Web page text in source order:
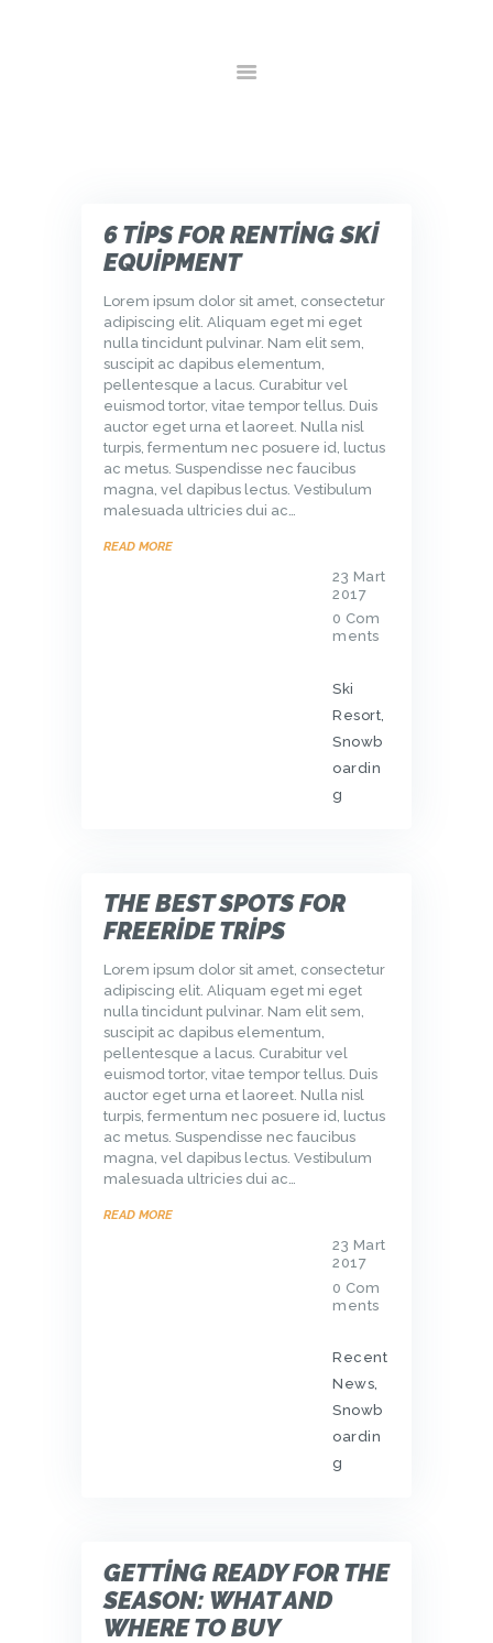
6 TIPS FOR RENTING SKI
EQUIPMENT
Lorem ipsum dolor sit amet, consectetur
adipiscing elit. Aliquam eget mi eget
nulla tincidunt pulvinar. Nam elit sem,
suscipit ac dapibus elementum,
pellentesque a lacus. Curabitur vel
euismod tortor, vitae tempor tellus. Duis
auctor eget urna et laoreet. Nulla nisl
turpis, fermentum nec posuere id, luctus
ac metus. Suspendisse nec faucibus
magna, vel dapibus lectus. Vestibulum
malesuada ultricies dui ac…
READ MORE
23 Mart
2017
0 Com
ments
Ski
Resort
Snowb
oardin
g
THE BEST SPOTS FOR
FREERIDE TRIPS
Lorem ipsum dolor sit amet, consectetur
adipiscing elit. Aliquam eget mi eget
nulla tincidunt pulvinar. Nam elit sem,
suscipit ac dapibus elementum,
pellentesque a lacus. Curabitur vel
euismod tortor, vitae tempor tellus. Duis
auctor eget urna et laoreet. Nulla nisl
turpis, fermentum nec posuere id, luctus
ac metus. Suspendisse nec faucibus
magna, vel dapibus lectus. Vestibulum
malesuada ultricies dui ac…
READ MORE
23 Mart
2017
0 Com
ments
Recent
News,
Snowb
oardin
g
GETTING READY FOR THE
SEASON: WHAT AND
WHERE TO BUY